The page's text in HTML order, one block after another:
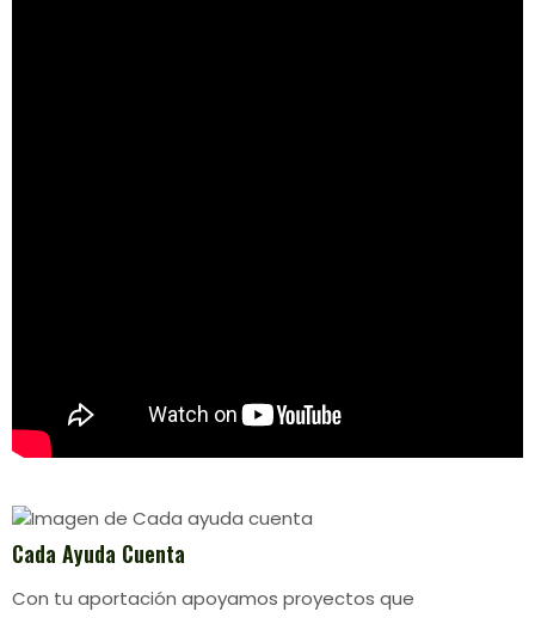
Cada Ayuda Cuenta
Con tu aportación apoyamos proyectos que